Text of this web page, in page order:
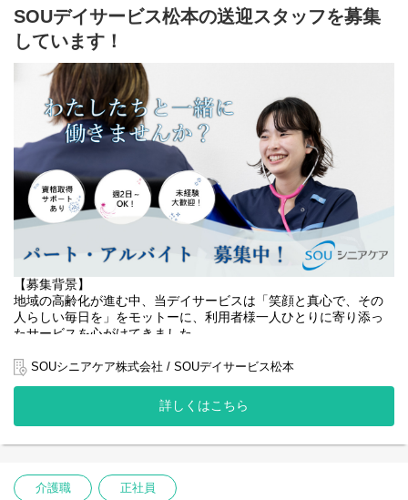
アを提供します。
■ リハビリテーションの補助
理学療法士・作業療法士と連携し、基本的なリハビリの補助を行
います。
■ ご家族への支援・相談対応
介助方法の説明や心理的サポート、相談対応を行います。
■ 多職種との連携
ケアマネジャー、医師などと連携し、包括的な在宅ケアを提供し
ます。
サービス担当者会議にも参加していただきます。
【求める人物像】
当ステーションでは、ストレスやハラスメントのない、あたたか
い職場づくりを大切にしています。
そのため、明るく元気で協調性のある方を歓迎します。
■ 以下のような方に向いています
・訪問看護の現場で経験を積みたい方
・地域に貢献できる仕事がしたい方
・助け合える仲間と働きたい方
【役割】
地域に根差した訪問看護ステーションにおいて、正看護師として
高齢化が進む中、在宅医療の需要は増加しており、当ステーショ
ンもそのニーズに応えるべく事業拡大を進めています。
主な業務内容
・バイタルチェック
・服薬管理
・症状の観察
・医療機器の操作
・訪問記録の作成
・医師、ケアマネジャーなど関係機関との連携
患者様一人ひとりに合わせた個別ケアを行い、安心して自宅での
療養生活を続けられるよう支援します。
将来的には、チームの中核として管理職や専門職へのキャリアア
ップも可能です。
■ 健康状態の観察・アセスメント
バイタル測定や全身状態の確認を行い、異常の早期発見に努めま
■ 医療的ケアの提供
点滴、注射、カテーテル管理、褥瘡ケアなど、医師の指示に基づ
■ 日常生活の支援・指導
SOUデイサービス松本の送迎スタッフを募集
しています！
【募集背景】
地域の高齢化が進む中、当デイサービスは「笑顔と真心で、その
人らしい毎日を」をモットーに、利用者様一人ひとりに寄り添っ
たサービスを心がけてきました。
おかげさまで地域の方々からの信頼も厚く、利用者様の数も増加
傾向にあります。
このたび、より質の高いケアを提供し、一人でも多くの高齢者の
方々の生活の質の向上に貢献するため、ドライバーを募集するこ
ととなりました。
・利用者様増加に伴う負担軽減
・きめ細やかなサービス体制の強化
SOUシニアケア株式会社 / SOUデイサービス松本
詳しくはこちら
介護職 正社員